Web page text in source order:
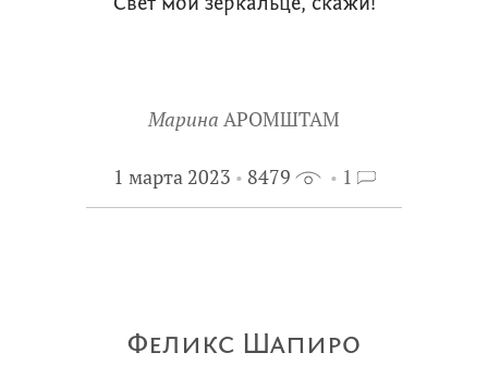
Свет мой зеркальце, скажи!
Марина АРОМШТАМ
1 марта 2023 8479 1
Феликс Шапиро